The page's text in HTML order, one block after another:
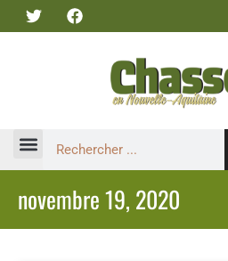
novembre 19, 2020